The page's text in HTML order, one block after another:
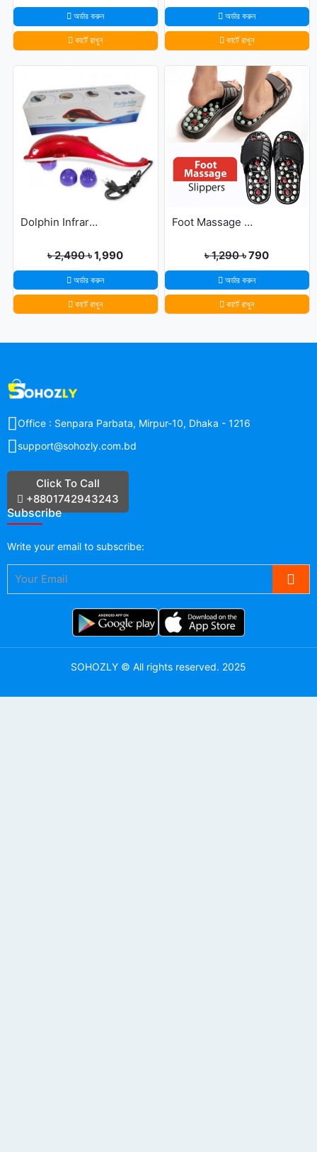
অর্ডার করুন
কার্টে রাখুন
অর্ডার করুন
কার্টে রাখুন
Dolphin Infrared Body Massager
৳ 2,490৳ 1,990
অর্ডার করুন
কার্টে রাখুন
Foot Massage Slippers
৳ 1,290৳ 790
অর্ডার করুন
কার্টে রাখুন
Office : Senpara Parbata, Mirpur-10, Dhaka - 1216
support@sohozly.com.bd
Click To Call
+8801742943243
Subscribe
Write your email to subscribe:
SOHOZLY © All rights reserved. 2025